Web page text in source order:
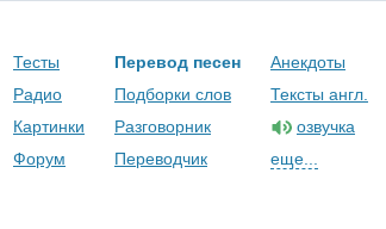
Тесты
Радио
Картинки
Форум
Перевод песен
Подборки слов
Разговорник
Переводчик
Анекдоты
Тексты англ.
озвучка
еще...